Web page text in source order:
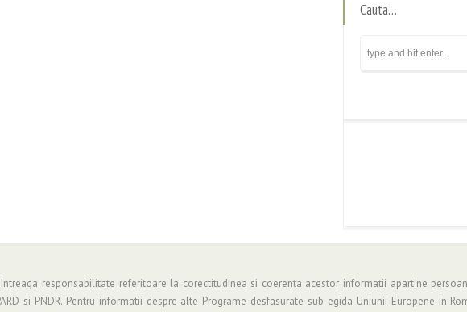
Cauta…
responsabilitate referitoare la corectitudinea si coerenta acestor informatii apartine
si PNDR. Pentru informatii despre alte Programe desfasurate sub egida Uniunii Europene in